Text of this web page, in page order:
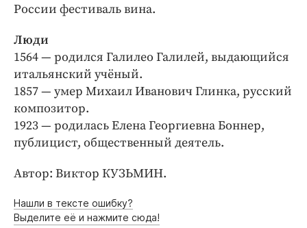
России фестиваль вина.
Люди
1564 — родился Галилео Галилей, выдающийся
итальянский учёный.
1857 — умер Михаил Иванович Глинка, русский
композитор.
1923 — родилась Елена Георгиевна Боннер,
публицист, общественный деятель.
Автор: Виктор КУЗЬМИН.
Нашли в тексте ошибку?
Выделите её и нажмите сюда!